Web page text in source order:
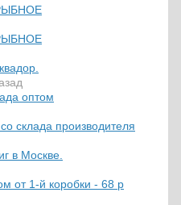
оптом
склада производителя
в Москве.
от 1-й коробки - 68 р